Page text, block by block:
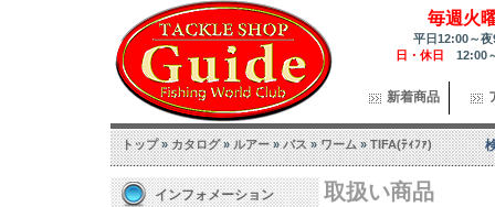
毎週火
平日12:00～
日・休日 12:00
新着商品
トップ»カタログ»ルアー»バス»ワーム»TIFA(ﾃｨﾌｧ)
インフォメーション 取扱い商品